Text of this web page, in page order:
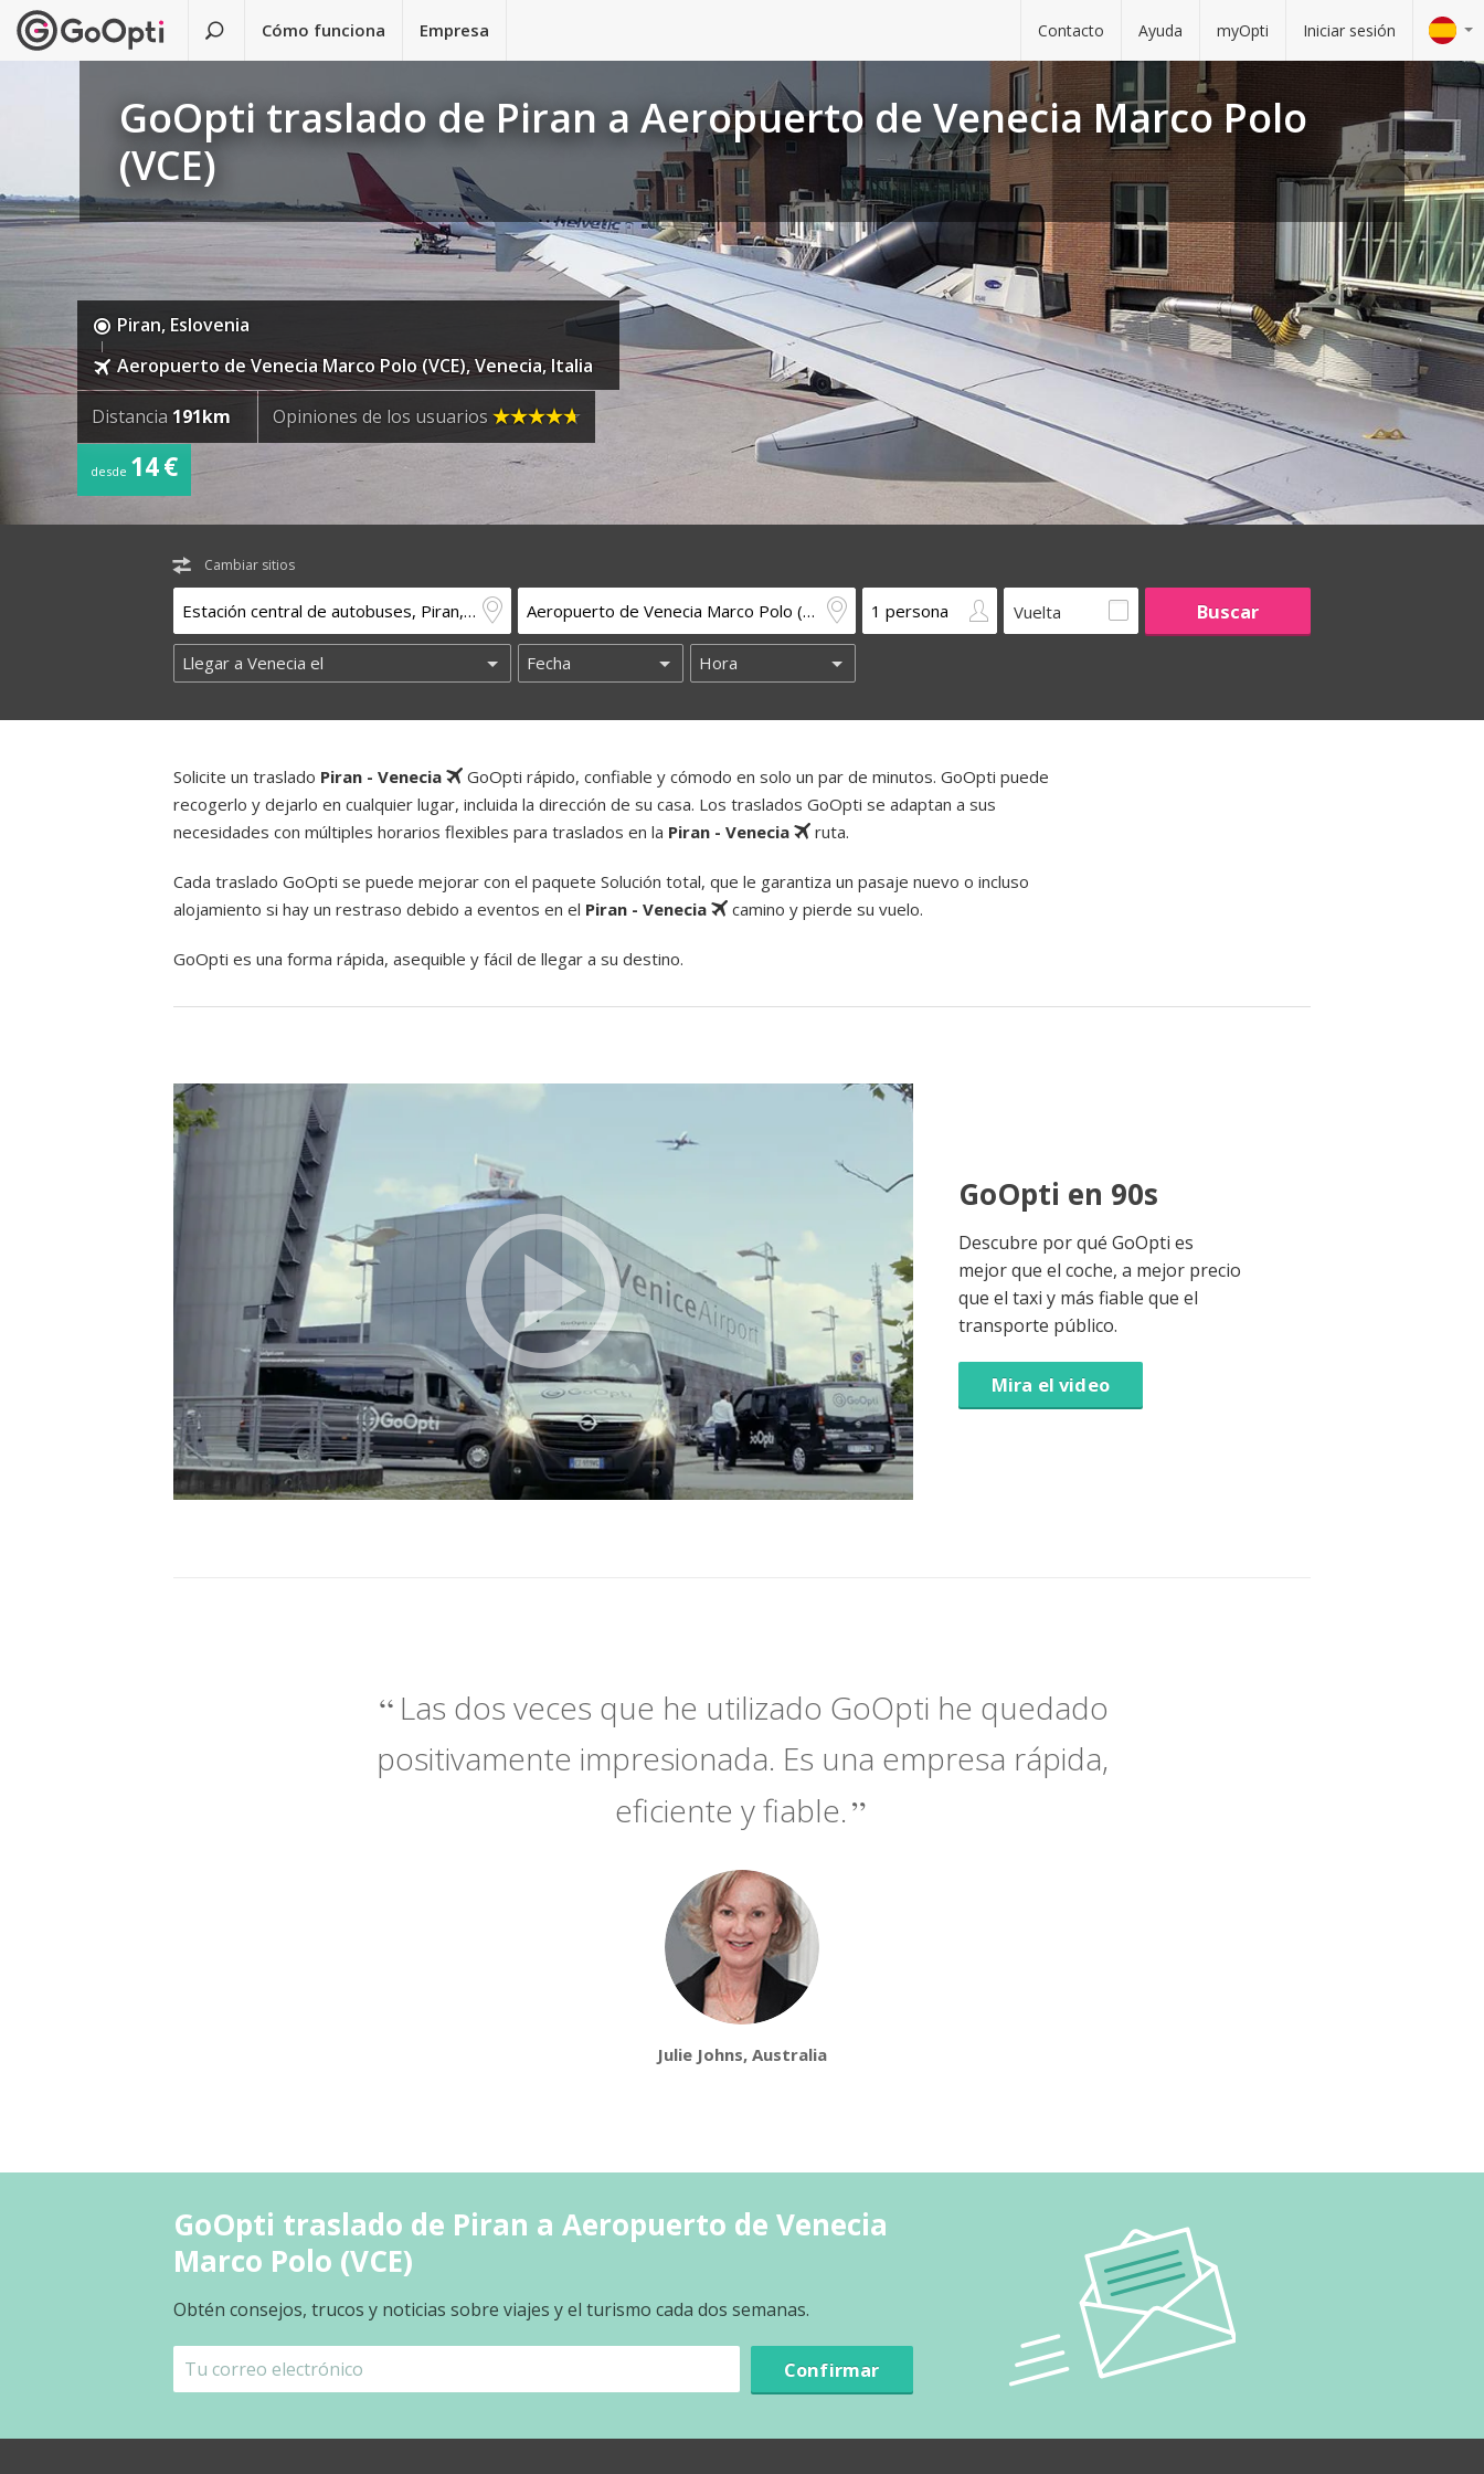
Cómo funciona Empresa Contacto Ayuda myOpti Iniciar sesión
GoOpti traslado de Piran a Aeropuerto de Venecia Marco Polo
(VCE)
Piran, Eslovenia
Aeropuerto de Venecia Marco Polo (VCE), Venecia, Italia
Distancia 191km Opiniones de los usuarios
desde 14 €
Cambiar sitios
Vuelta
Solicite un traslado Piran - Venecia
GoOpti rápido, confiable y cómodo en solo un par de minutos. GoOpti puede
recogerlo y dejarlo en cualquier lugar, incluida la dirección de su casa. Los traslados GoOpti se adaptan a sus
necesidades con múltiples horarios flexibles para traslados en la Piran - Venecia ruta.
Cada traslado GoOpti se puede mejorar con el paquete Solución total, que le garantiza un pasaje nuevo o incluso
alojamiento si hay un restraso debido a eventos en el Piran - Venecia camino y pierde su vuelo.
GoOpti es una forma rápida, asequible y fácil de llegar a su destino.
GoOpti en 90s
Descubre por qué GoOpti es
mejor que el coche, a mejor precio
que el taxi y más fiable que el
transporte público.
Mira el video
Las dos veces que he utilizado GoOpti he quedado
positivamente impresionada. Es una empresa rápida,
eficiente y fiable.
Julie Johns, Australia
GoOpti traslado de Piran a Aeropuerto de Venecia
Marco Polo (VCE)
Obtén consejos, trucos y noticias sobre viajes y el turismo cada dos semanas.
Confirmar